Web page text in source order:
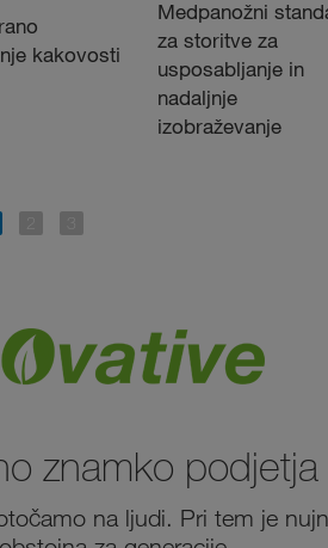
kakovosti
Medpanožni
za storitve za
usposabljanje in
nadaljnje
izobraževanje
znamko
na ljudi. Pri tem je